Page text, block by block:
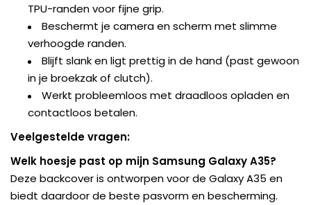
TPU-randen voor fijne grip.
Beschermt je camera en scherm met slimme
verhoogde randen.
Blijft slank en ligt prettig in de hand (past gewoon
in je broekzak of clutch).
Werkt probleemloos met draadloos opladen en
contactloos betalen.
Veelgestelde vragen:
Welk hoesje past op mijn Samsung Galaxy A35?
Deze backcover is ontworpen voor de Galaxy A35 en
biedt daardoor de beste pasvorm en bescherming.